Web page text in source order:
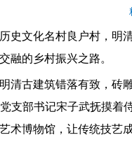
史文化名村良户村，明
融的乡村振兴之路。
清古建筑错落有致，砖
支部书记宋子武抚摸
术博物馆，让传统技艺